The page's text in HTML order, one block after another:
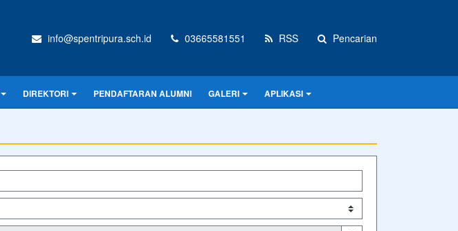
info@spentripura.sch.id 03665581551 RSS Pencarian
DIREKTORI PENDAFTARAN ALUMNI GALERI APLIKASI